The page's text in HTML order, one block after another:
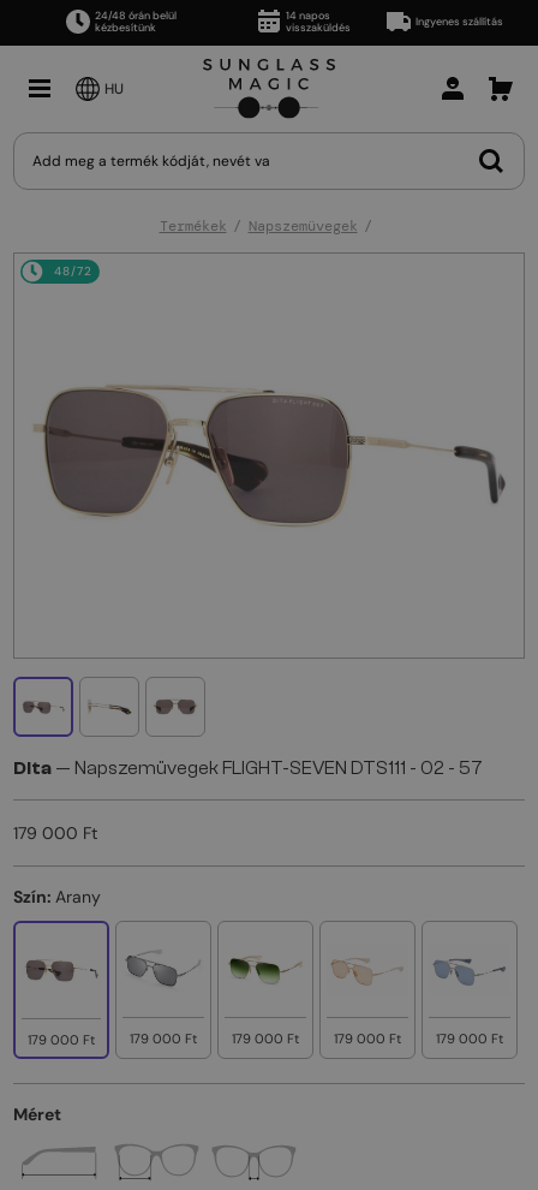
24/48 órán belül
kézbesítünk
14 napos
visszaküldés
Ingyenes szállítás
HU
Termékek Napszemüvegek
48/72
Dita — Napszemüvegek FLIGHT-SEVEN DTS111 - 02 - 57
179 000 Ft
Szín: Arany
179 000 Ft 179 000 Ft 179 000 Ft 179 000 Ft 179 000 Ft
Méret